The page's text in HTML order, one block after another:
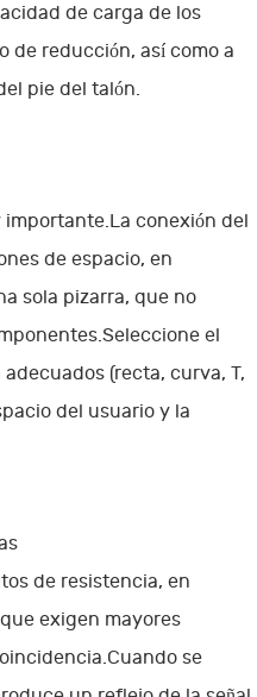
de carga de los
de reducción, así como a
pie del talón.
importante.La conexión del
de espacio, en
sola pizarra, que no
el
(recta, curva, T,
del usuario y la
de resistencia, en
exigen mayores
se